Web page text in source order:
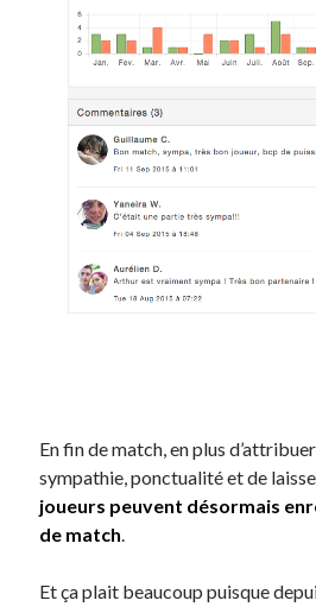
En fin de match, en plus
sympathie, ponctualité et de
joueurs peuvent désormais
de match
Et ça plait beaucoup puisque